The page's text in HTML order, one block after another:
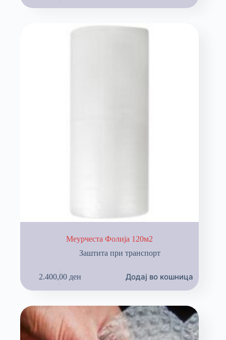
Меурчеста Фолија 120м2
Заштита при транспорт
2.400,00 ден Додај во кошница